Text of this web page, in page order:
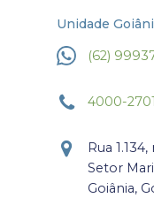
Unidade
(62)
4000-2701
Rua 1.134,
Setor
Goiânia,